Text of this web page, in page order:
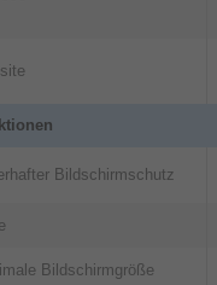
Bildschirmschutz‎
Bildschirmgröße